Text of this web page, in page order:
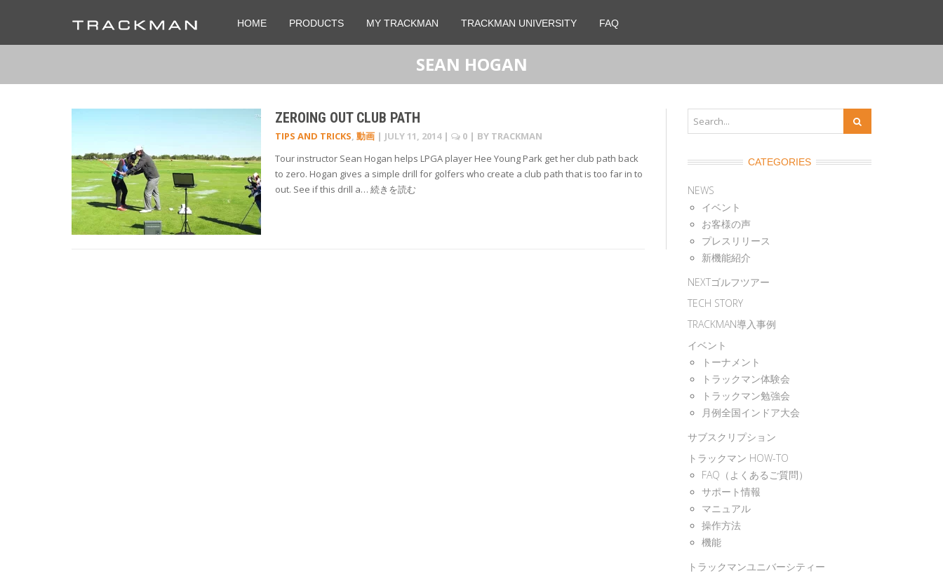
HOME PRODUCTS MY TRACKMAN TRACKMAN UNIVERSITY FAQ
SEAN HOGAN
ZEROING OUT CLUB PATH
TIPS AND TRICKS, 動画 | JULY 11, 2014 | 0 | BY TRACKMAN
Tour instructor Sean Hogan helps LPGA player Hee Young Park get her club path back
to zero. Hogan gives a simple drill for golfers who create a club path that is too far in to
out. See if this drill a… 続きを読む
CATEGORIES
NEWS
イベント
お客様の声
プレスリリース
新機能紹介
NEXTゴルフツアー
TECH STORY
TRACKMAN導入事例
イベント
トーナメント
トラックマン体験会
トラックマン勉強会
月例全国インドア大会
サブスクリプション
トラックマン HOW-TO
FAQ（よくあるご質問）
サポート情報
マニュアル
操作方法
機能
トラックマンユニバーシティー